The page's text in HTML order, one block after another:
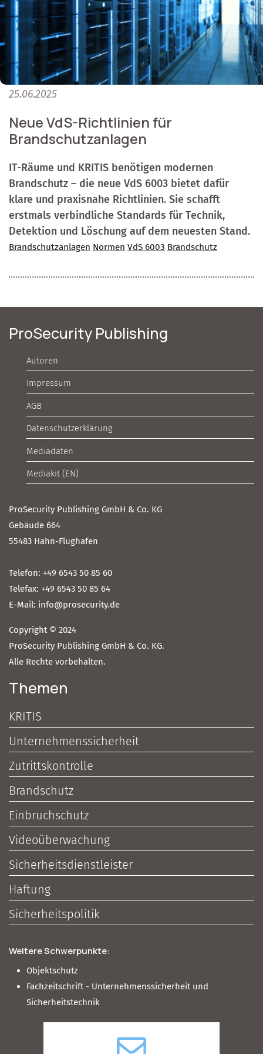
25.06.2025
Neue VdS-Richtlinien für
Brandschutzanlagen
IT-Räume und KRITIS benötigen modernen
Brandschutz – die neue VdS 6003 bietet dafür
klare und praxisnahe Richtlinien. Sie schafft
erstmals verbindliche Standards für Technik,
Detektion und Löschung auf dem neuesten Stand.
Brandschutzanlagen Normen VdS 6003 Brandschutz
ProSecurity Publishing
Autoren
Impressum
AGB
Datenschutzerklärung
Mediadaten
Mediakit (EN)
ProSecurity Publishing GmbH & Co. KG
Gebäude 664
55483 Hahn-Flughafen
Telefon: +49 6543 50 85 60
Telefax: +49 6543 50 85 64
E-Mail: info@prosecurity.de
Copyright © 2024
ProSecurity Publishing GmbH & Co. KG.
Alle Rechte vorbehalten.
Themen
KRITIS
Unternehmenssicherheit
Zutrittskontrolle
Brandschutz
Einbruchschutz
Videoüberwachung
Sicherheitsdienstleister
Haftung
Sicherheitspolitik
Weitere Schwerpunkte:
Objektschutz
Fachzeitschrift - Unternehmenssicherheit und
Sicherheitstechnik